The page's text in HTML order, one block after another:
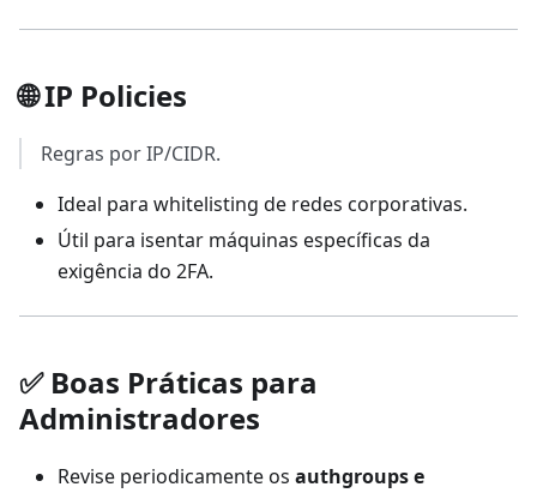
🌐 IP Policies
Regras por IP/CIDR.
Ideal para whitelisting de redes corporativas.
Útil para isentar máquinas específicas da
exigência do 2FA.
✅ Boas Práticas para
Administradores
Revise periodicamente os authgroups e